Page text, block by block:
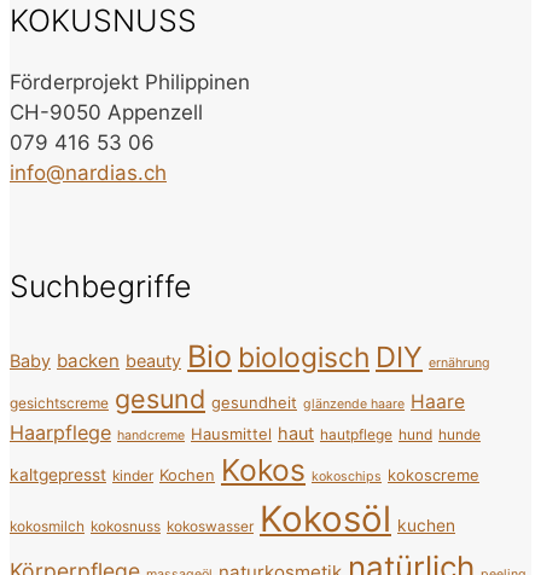
KOKUSNUSS
Förderprojekt Philippinen
CH-9050 Appenzell
079 416 53 06
info@nardias.ch
Suchbegriffe
Baby backen beauty Bio biologisch DIY ernährung
gesichtscreme gesund gesundheit glänzende haare Haare
Haarpflege handcreme Hausmittel haut hautpflege hund hunde
kaltgepresst kinder Kochen Kokos kokoschips kokoscreme
kokosmilch kokosnuss kokoswasser Kokosöl kuchen
natürlich